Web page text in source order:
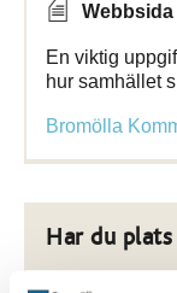
Webbsida
En viktig
hur samhället
Bromölla
Har du